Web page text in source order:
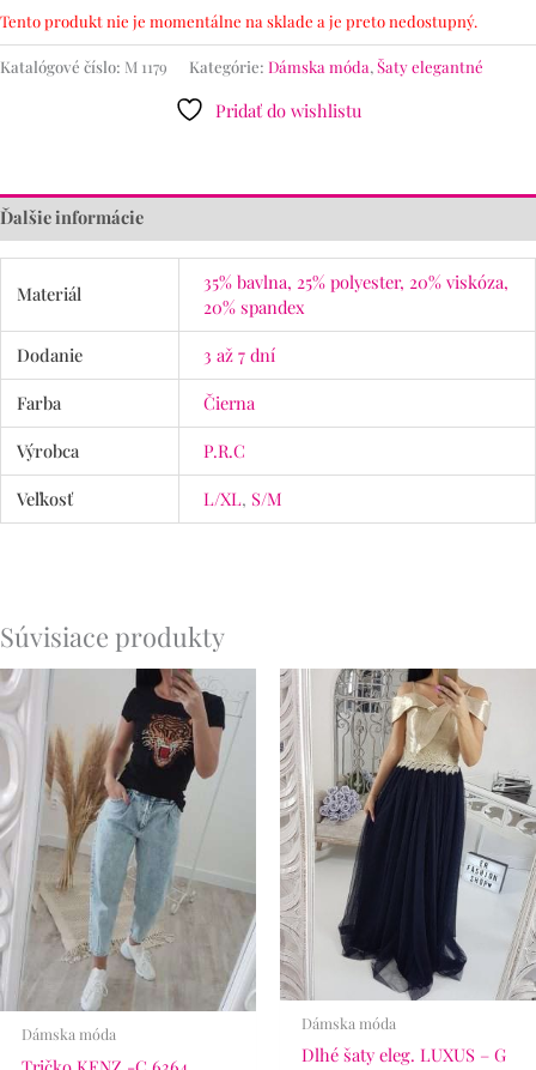
Tento produkt nie je momentálne na sklade a je preto nedostupný.
Katalógové číslo: M 1179 Kategórie: Dámska móda,Šaty elegantné
Pridať do wishlistu
Ďalšie informácie
Materiál
35% bavlna, 25% polyester, 20% viskóza,
20% spandex
Dodanie
3 až 7 dní
Farba
Čierna
Výrobca
P.R.C
Veľkosť
L/XL, S/M
Súvisiace produkty
Dámska móda
Dámska móda
Dlhé šaty eleg. LUXUS – G